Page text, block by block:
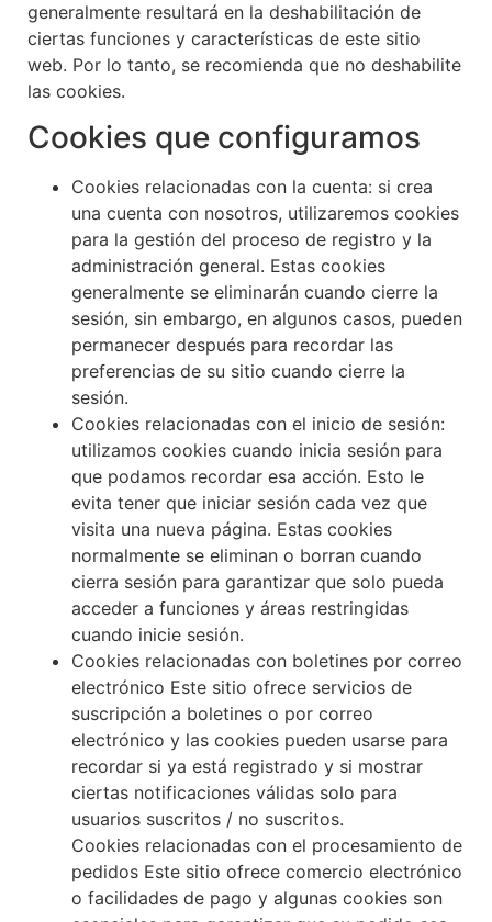
generalmente resultará en la deshabilitación de
ciertas funciones y características de este sitio
web. Por lo tanto, se recomienda que no deshabilite
las cookies.
Cookies que configuramos
Cookies relacionadas con la cuenta: si crea
una cuenta con nosotros, utilizaremos cookies
para la gestión del proceso de registro y la
administración general. Estas cookies
generalmente se eliminarán cuando cierre la
sesión, sin embargo, en algunos casos, pueden
permanecer después para recordar las
preferencias de su sitio cuando cierre la
sesión.
Cookies relacionadas con el inicio de sesión:
utilizamos cookies cuando inicia sesión para
que podamos recordar esa acción. Esto le
evita tener que iniciar sesión cada vez que
visita una nueva página. Estas cookies
normalmente se eliminan o borran cuando
cierra sesión para garantizar que solo pueda
acceder a funciones y áreas restringidas
cuando inicie sesión.
Cookies relacionadas con boletines por correo
electrónico Este sitio ofrece servicios de
suscripción a boletines o por correo
electrónico y las cookies pueden usarse para
recordar si ya está registrado y si mostrar
ciertas notificaciones válidas solo para
usuarios suscritos / no suscritos.
Cookies relacionadas con el procesamiento de
pedidos Este sitio ofrece comercio electrónico
o facilidades de pago y algunas cookies son